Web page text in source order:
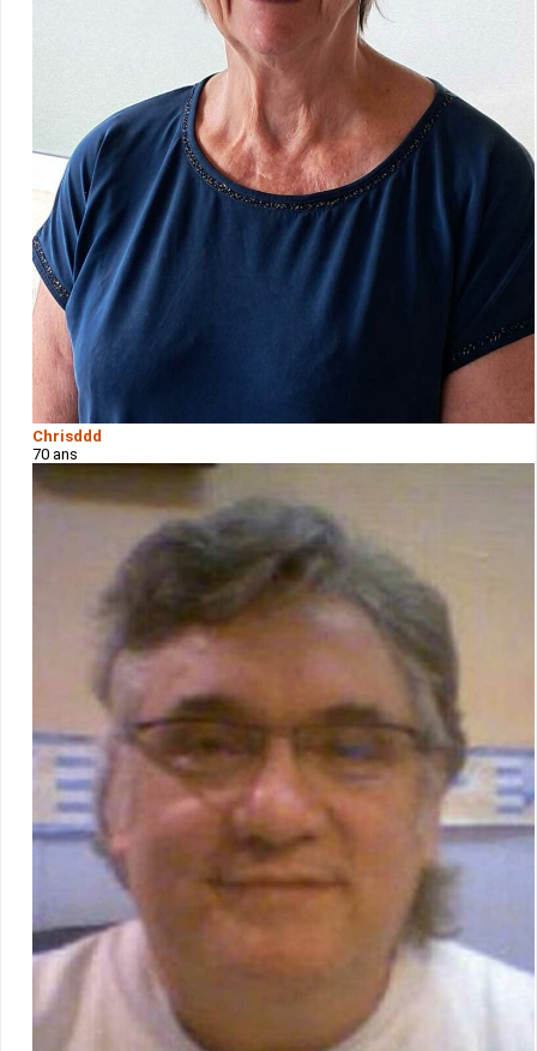
Chrisddd
70 ans